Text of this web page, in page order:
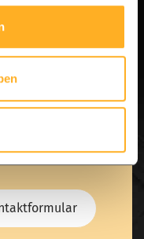
um Ihr
Sie ganz
Sie Ihre Frage
Team] – Wir